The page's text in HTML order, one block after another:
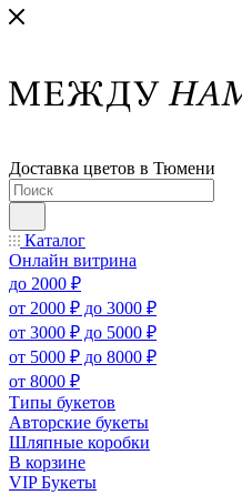
Доставка цветов в Тюмени
Каталог
Онлайн витрина
до 2000 ₽
от 2000 ₽ до 3000 ₽
от 3000 ₽ до 5000 ₽
от 5000 ₽ до 8000 ₽
от 8000 ₽
Типы букетов
Авторские букеты
Шляпные коробки
В корзине
VIP Букеты